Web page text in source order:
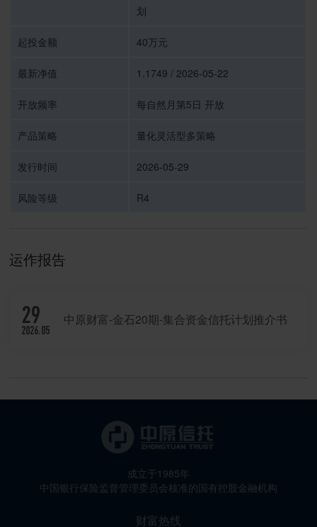
划
起投金额 40万元
最新净值 1.1749 / 2026-05-22
开放频率 每自然月第5日 开放
产品策略 量化灵活型多策略
发行时间 2026-05-29
风险等级 R4
运作报告
29
2026.05
中原财富-金石20期-集合资金信托计划推介书
成立于1985年
中国银行保险监督管理委员会核准的国有控股金融机构
财富热线